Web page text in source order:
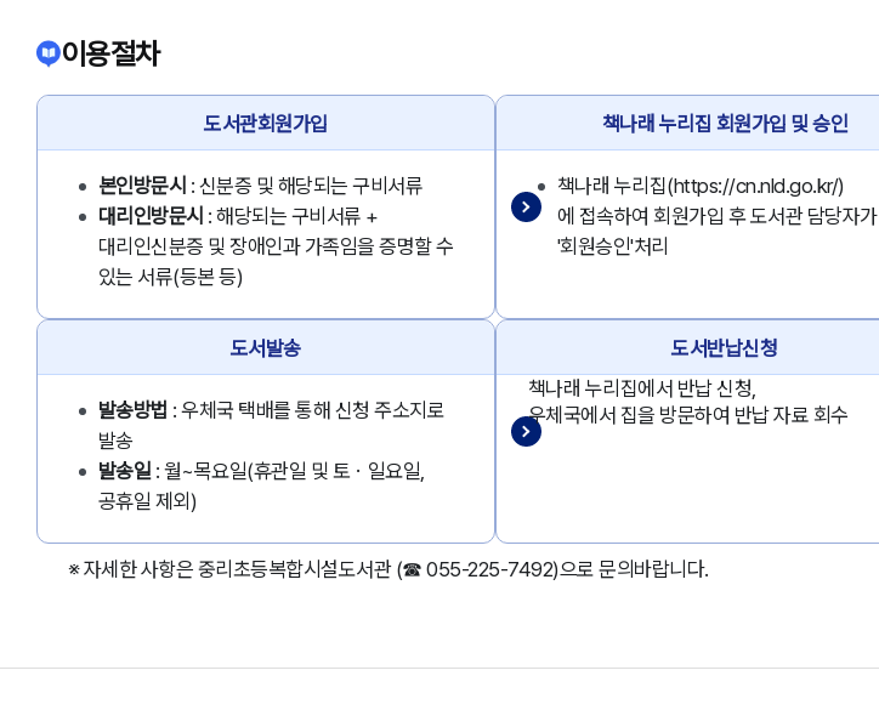
이용절차
도서관회원가입
본인방문시 : 신분증 및 해당되는 구비서류
대리인방문시 : 해당되는 구비서류 +
대리인신분증 및 장애인과 가족임을 증명할 수
있는 서류(등본 등)
책나래 누리집 회원가입 및 승인
책나래 누리집(https://cn.nld.go.kr/)
에 접속하여 회원가입 후 도서관 담당자가
'회원승인'처리
도서발송
발송방법 : 우체국 택배를 통해 신청 주소지로
발송
발송일: 월~목요일(휴관일 및 토ㆍ일요일,
공휴일 제외)
도서반납신청
책나래 누리집에서 반납 신청,
우체국에서 집을 방문하여 반납 자료 회수
※ 자세한 사항은 중리초등복합시설도서관 (☎ 055-225-7492)으로 문의바랍니다.